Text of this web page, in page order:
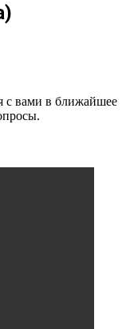
с вами в ближайшее